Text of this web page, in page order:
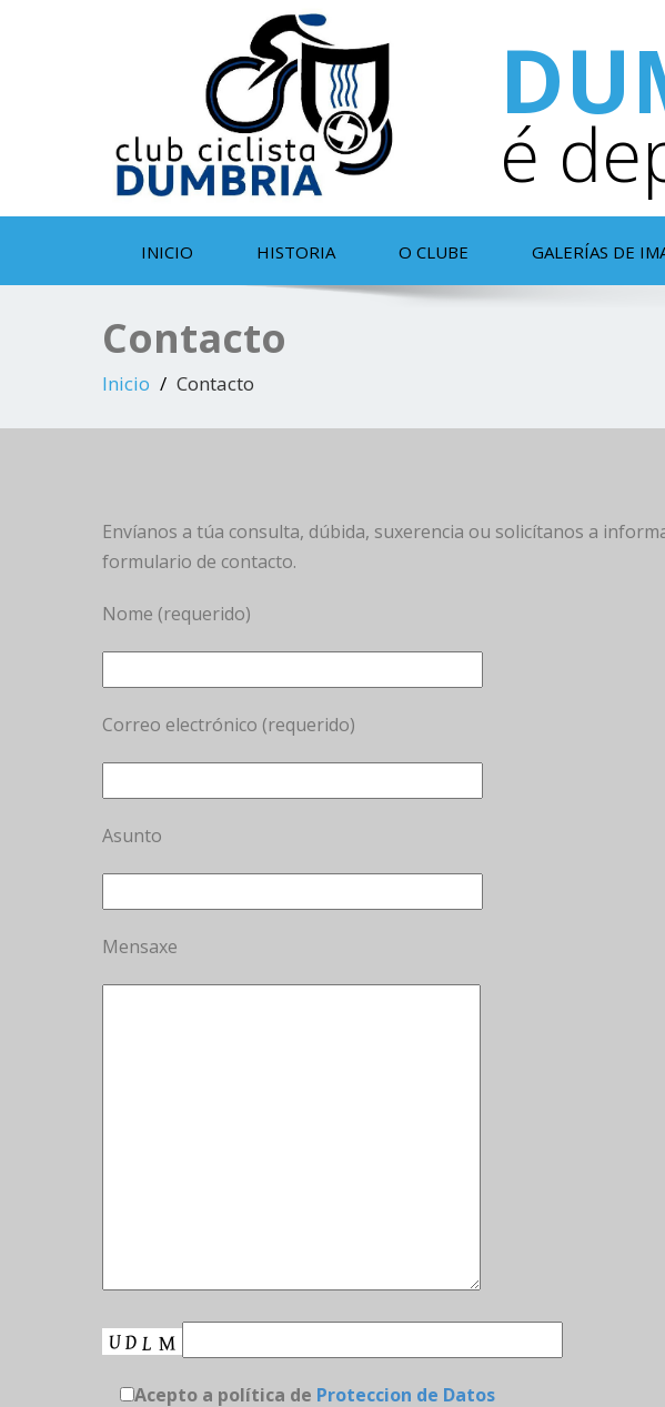
é
INICIO HISTORIA O CLUBE GALERÍAS DE
Contacto
Inicio Contacto
Envíanos a túa consulta, dúbida, suxerencia ou solicítanos a
formulario de contacto.
Nome (requerido)
Correo electrónico (requerido)
Asunto
Mensaxe
Acepto a política de Proteccion de Datos